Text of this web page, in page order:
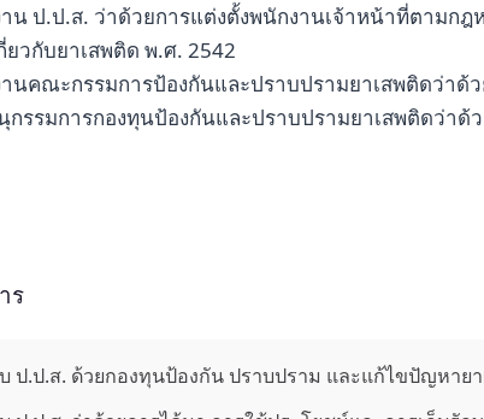
น ป.ป.ส. ว่าด้วยการแต่งตั้งพนักงานเจ้าหน้าที่ตามก
ยวกับยาเสพติด พ.ศ. 2542
านคณะกรรมการป้องกันและปราบปรามยาเสพติดว่า
กรรมการกองทุนป้องกันและปราบปรามยาเสพติดว่าด้
ร
บ ป.ป.ส. ด้วยกองทุนป้องกัน ปราบปราม และแก้ไขปัญหาย